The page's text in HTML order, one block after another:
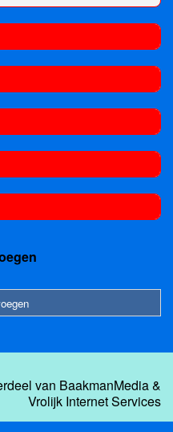
van BaakmanMedia&
Vrolijk Internet Services